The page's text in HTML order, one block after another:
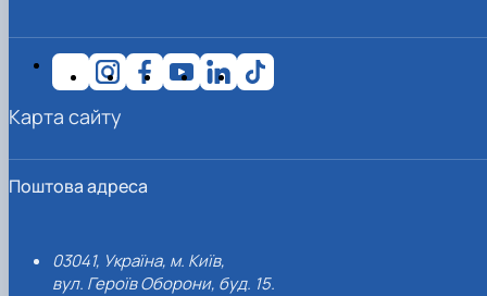
Поштова адреса
03041, Україна, м. Київ,
вул. Героїв Оборони, буд. 15.
Карта сайту